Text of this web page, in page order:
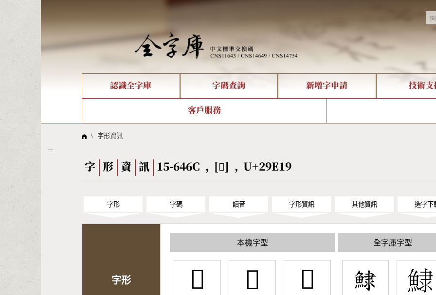
:::
認識全字庫
全字庫現況
線上教學
字碼查詢
部件查詢
倉頡查詢
Big5查詢 拼音查詢
新增字申請 技術支
造字解決方案
字形下載
客戶服務
問題集
\ 字形資訊
:::
字 形 資 訊 15-646C , [𩸙] , U+29E19
字形 字碼 讀音 字形資訊 其他資訊 造字下
字形
本機字型
𩸙 𩸙 𩸙
全字庫字型